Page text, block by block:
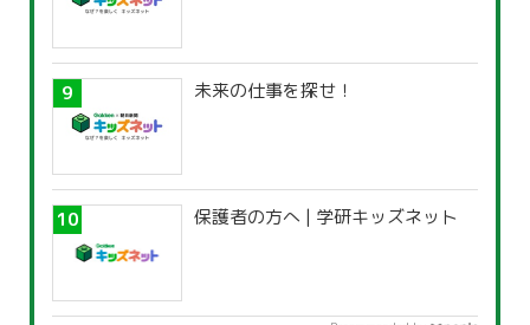
未来の仕事を探せ！
保護者の方へ | 学研キッズネット